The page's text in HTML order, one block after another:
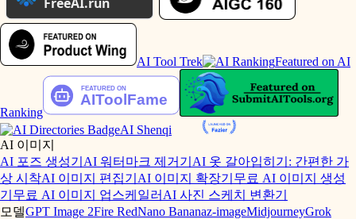
AI Tool Trek Featured on AI
Ranking
AI Shenqi
AI 이미지
AI 포즈 생성기 AI 워터마크 제거기 AI 옷 갈아입히기: 간편한 가
상 시착AI 이미지 편집기 AI 이미지 확장기 무료 AI 이미지 생성
기 무료 AI 이미지 업스케일러 AI 사진 스케치 변환기
모델GPT Image 2Fire RedNano Bananaz-imageMidjourneyGrok